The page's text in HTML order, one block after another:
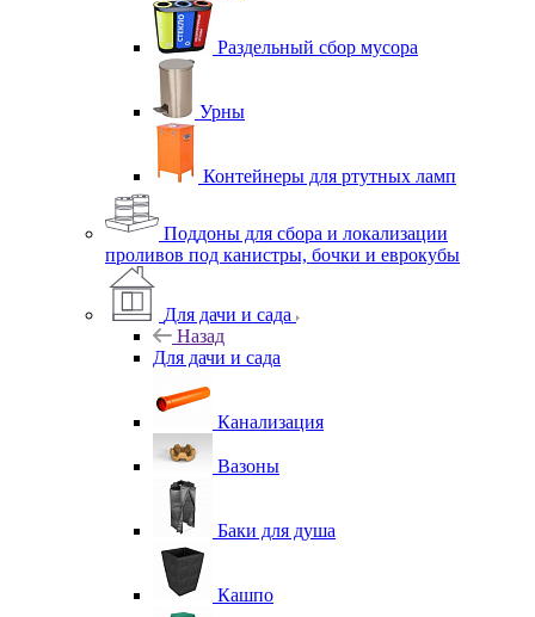
Раздельный сбор мусора
Урны
Контейнеры для ртутных ламп
Поддоны для сбора и локализации
проливов под канистры, бочки и еврокубы
Для дачи и сада
Назад
Для дачи и сада
Канализация
Вазоны
Баки для душа
Кашпо